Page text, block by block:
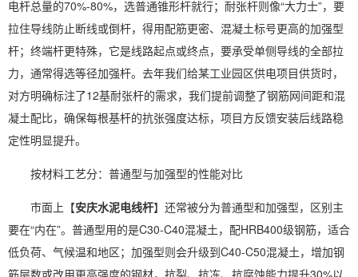
电杆总量的70%-80%，选普通锥形杆就行；耐张杆则像“大力士”，要
拉住导线防止断线或倒杆，得用配筋更密、混凝土标号更高的加强型
杆；终端杆更特殊，它是线路起点或终点，要承受单侧导线的全部拉
力，通常得选等径加强杆。去年我们给某工业园区供电项目供货时，
对方明确标注了12基耐张杆的需求，我们提前调整了钢筋网间距和混
凝土配比，确保每根基杆的抗张强度达标，项目方反馈安装后线路稳
定性明显提升。
按材料工艺分：普通型与加强型的性能对比
市面上【安庆水泥电线杆】还常被分为普通型和加强型，区别主
要在“内在”。普通型用的是C30-C40混凝土，配HRB400级钢筋，适合
低负荷、气候温和地区；加强型则会升级到C40-C50混凝土，增加钢
筋层数或改用更高强度的钢材，抗裂、抗冻、抗腐蚀能力提升30%以